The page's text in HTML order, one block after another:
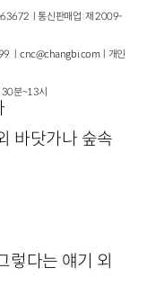
바닷가나 숲속
렇다는 얘기 외
63672ㅣ통신판매업 : 제 2009-
ㅣcnc@changbi.com ㅣ개인
30분~13시